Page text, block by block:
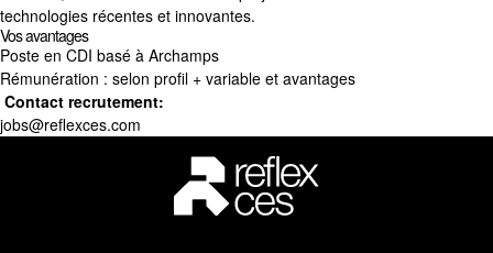
technologies récentes et innovantes.
Vos avantages
Poste en CDI basé à Archamps
Rémunération : selon profil + variable et avantages
Contact recrutement:
jobs@reflexces.com